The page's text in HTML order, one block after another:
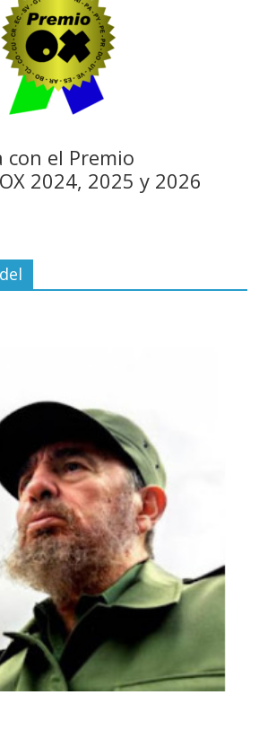
con el Premio
2024, 2025 y 2026